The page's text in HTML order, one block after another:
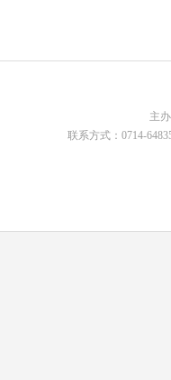
主
联系方式：0714-